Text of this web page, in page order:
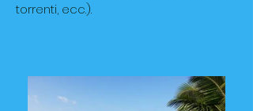
torrenti, ecc.).